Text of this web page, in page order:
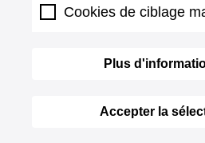
Cookies de ciblage
Plus
Accepter la